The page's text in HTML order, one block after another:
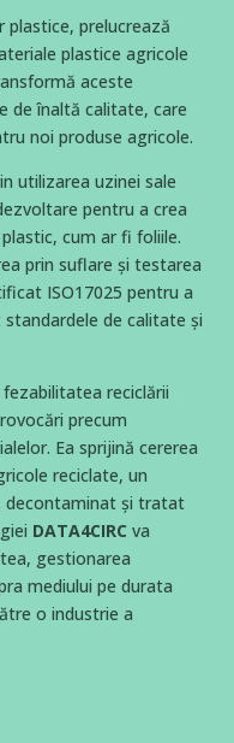
plastice, prelucrează
plastice agricole
aceste
de înaltă calitate, care
noi produse agricole.
utilizarea uzinei sale
pentru a crea
cum ar fi foliile.
prin suflare și testarea
ISO17025 pentru a
standardele de calitate și
reciclării
precum
Ea sprijină cererea
reciclate, un
decontaminat și tratat
DATA4CIRC va
gestionarea
mediului pe durata
o industrie a